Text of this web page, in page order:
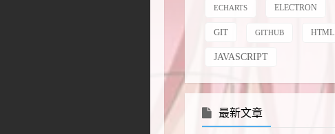
ECHARTS ELECTRON
GIT GITHUB HTML
JAVASCRIPT
最新文章